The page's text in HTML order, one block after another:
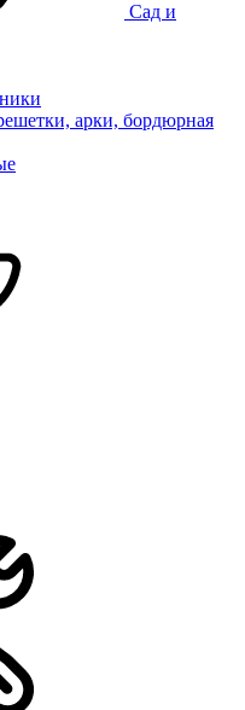
Сад и
арки, бордюрная